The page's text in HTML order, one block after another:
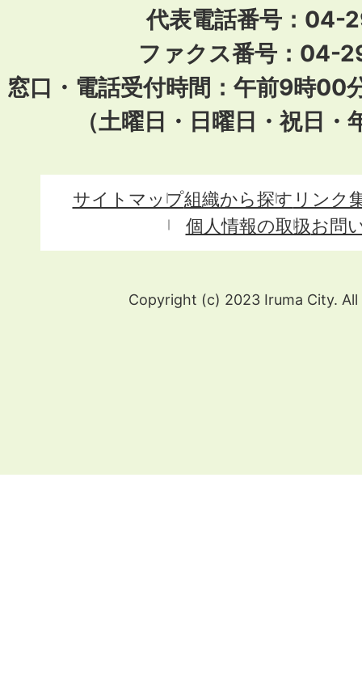
代表電話番号：04-
ファクス番号：04-
窓口・電話受付時間：午前9時00
（土曜日・日曜日・祝日
サイトマップ組織から探す リンク
個人情報の取扱お問
Copyright (c) 2023 Iruma City. All